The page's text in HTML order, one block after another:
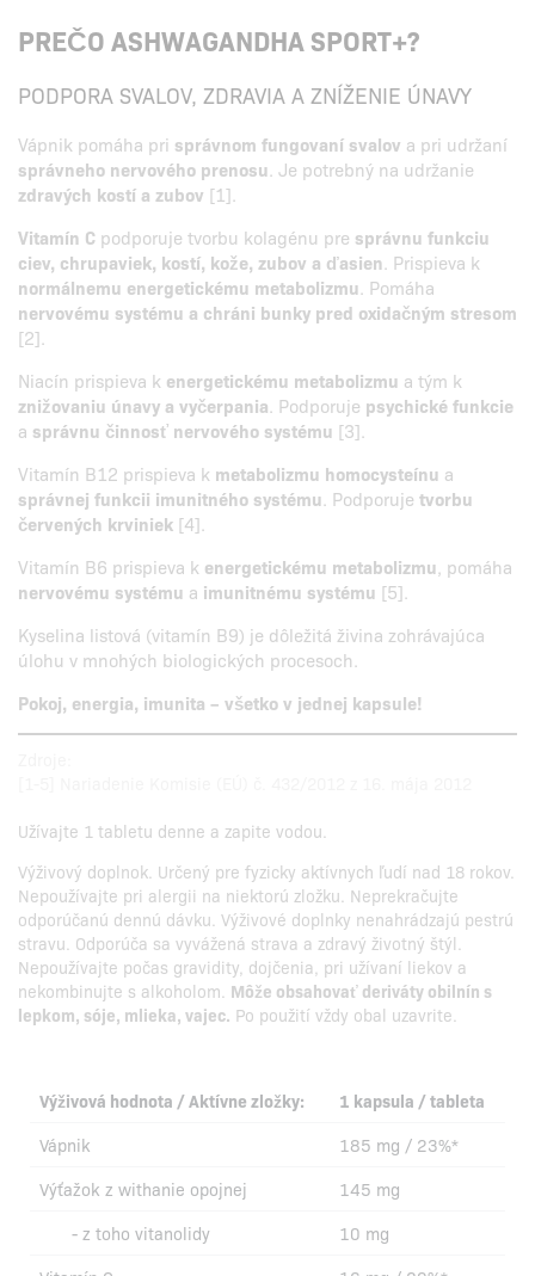
PREČO ASHWAGANDHA SPORT+?
PODPORA SVALOV, ZDRAVIA A ZNÍŽENIE ÚNAVY
Vápnik pomáha pri správnom fungovaní svalov a pri udržaní
správneho nervového prenosu. Je potrebný na udržanie
zdravých kostí a zubov [1].
Vitamín C podporuje tvorbu kolagénu pre správnu funkciu
ciev, chrupaviek, kostí, kože, zubov a ďasien. Prispieva k
normálnemu energetickému metabolizmu. Pomáha
nervovému systému a chráni bunky pred oxidačným stresom
[2].
Niacín prispieva k energetickému metabolizmu a tým k
znižovaniu únavy a vyčerpania. Podporuje psychické funkcie
a správnu činnosť nervového systému [3].
Vitamín B12 prispieva k metabolizmu homocysteínu a
správnej funkcii imunitného systému. Podporuje tvorbu
červených krviniek [4].
Vitamín B6 prispieva k energetickému metabolizmu, pomáha
nervovému systému a imunitnému systému [5].
Kyselina listová (vitamín B9) je dôležitá živina zohrávajúca
úlohu v mnohých biologických procesoch.
Pokoj, energia, imunita – všetko v jednej kapsule!
Užívajte 1 tabletu denne a zapite vodou.
Výživový doplnok. Určený pre fyzicky aktívnych ľudí nad 18 rokov.
Nepoužívajte pri alergii na niektorú zložku. Neprekračujte
odporúčanú dennú dávku. Výživové doplnky nenahrádzajú pestrú
stravu. Odporúča sa vyvážená strava a zdravý životný štýl.
Nepoužívajte počas gravidity, dojčenia, pri užívaní liekov a
nekombinujte s alkoholom. Môže obsahovať deriváty obilnín s
lepkom, sóje, mlieka, vajec. Po použití vždy obal uzavrite.
Výživová hodnota / Aktívne zložky:
1 kapsula / tableta
Vápnik
185 mg / 23%*
Výťažok z withanie opojnej
145 mg
- z toho vitanolidy
10 mg